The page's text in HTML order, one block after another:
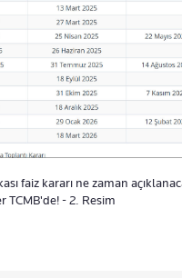
faiz kararı ne zaman
TCMB'de! - 2. Resim